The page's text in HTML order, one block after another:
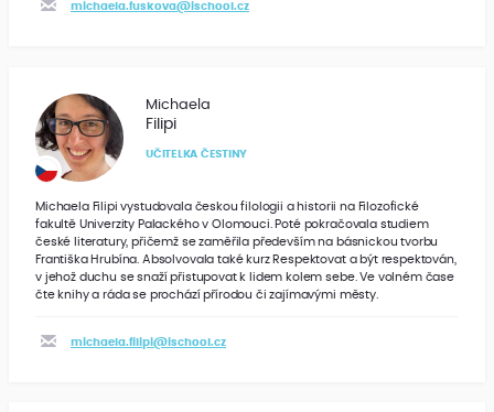
michaela.fuskova@ischool.cz
Michaela
Filipi
UČITELKA ČESTINY
Michaela Filipi vystudovala českou filologii a historii na Filozofické
fakultě Univerzity Palackého v Olomouci. Poté pokračovala studiem
české literatury, přičemž se zaměřila především na básnickou tvorbu
Františka Hrubína. Absolvovala také kurz Respektovat a být respektován,
v jehož duchu se snaží přistupovat k lidem kolem sebe. Ve volném čase
čte knihy a ráda se prochází přírodou či zajímavými městy.
michaela.filipi@ischool.cz